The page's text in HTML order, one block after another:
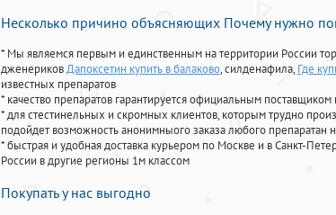
Несколько причино объясняющих Почему нужно
* Мы являемся первым и единственным на территории России
дженериковДапоксетин купить в балаково, силденафила, Где
известных препаратов
* качество препаратов гарантируется официальным
* для стестинельных и скромных клиентов, которым трудно
подойдет возможность анонимныого заказа любого препаратан
* быстрая и удобная доставка курьером по Москве и в Санкт-
России в другие регионы 1м классом
Покупать у нас выгодно